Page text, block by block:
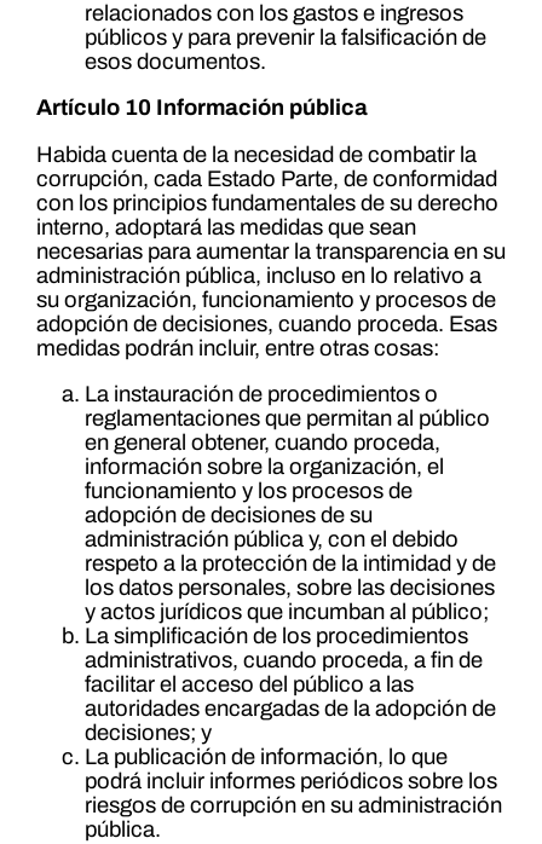
relacionados con los gastos e ingresos
públicos y para prevenir la falsificación de
esos documentos.
Artículo 10 Información pública
Habida cuenta de la necesidad de combatir la
corrupción, cada Estado Parte, de conformidad
con los principios fundamentales de su derecho
interno, adoptará las medidas que sean
necesarias para aumentar la transparencia en su
administración pública, incluso en lo relativo a
su organización, funcionamiento y procesos de
adopción de decisiones, cuando proceda. Esas
medidas podrán incluir, entre otras cosas:
La instauración de procedimientos o
reglamentaciones que permitan al público
en general obtener, cuando proceda,
información sobre la organización, el
funcionamiento y los procesos de
adopción de decisiones de su
administración pública y, con el debido
respeto a la protección de la intimidad y de
los datos personales, sobre las decisiones
y actos jurídicos que incumban al público;
La simplificación de los procedimientos
administrativos, cuando proceda, a fin de
facilitar el acceso del público a las
autoridades encargadas de la adopción de
decisiones; y
La publicación de información, lo que
podrá incluir informes periódicos sobre los
riesgos de corrupción en su administración
pública.